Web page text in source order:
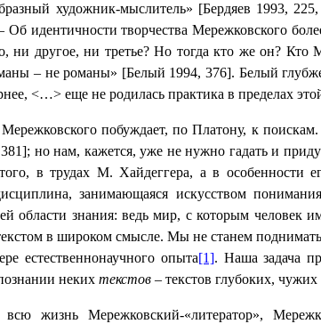
художник-мыслитель» [Бердяев 1993,
Об идентичности творчества Мережковского
ни другое, ни третье? Но тогда кто же он?
– не романы» [Белый 1994, 376]. Белый
<…> еще не родилась практика в пределах
побуждает, по Платону, к
но нам, кажется, уже не нужно гадать и
в трудах М. Хайдеггера, а в особенности
занимающаяся искусством
области знания: ведь мир, с которым
в широком смысле. Мы не станем
естественнонаучного опыта[1]. Наша задача
неких текстов – текстов глубоких,
жизнь Мережковский-«литератор»,